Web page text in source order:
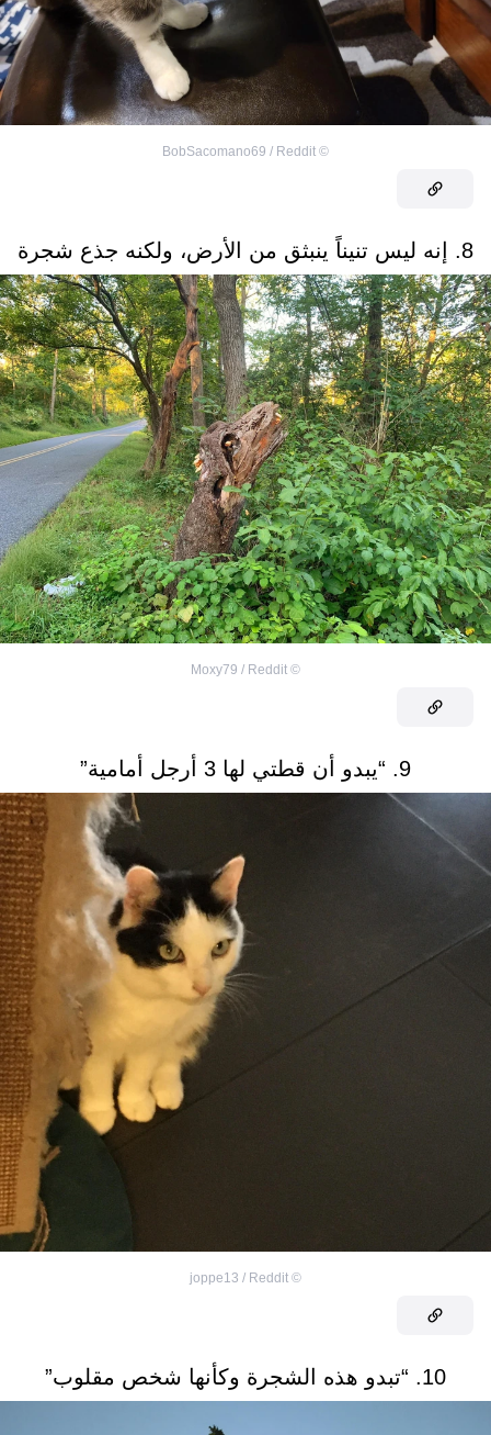
©
BobSacomano69 / Reddit
8. إنه ليس تنيناً ينبثق من الأرض، ولكنه جذع شجرة
©
Moxy79 / Reddit
9. “يبدو أن قطتي لها 3 أرجل أمامية”
©
joppe13 / Reddit
10. “تبدو هذه الشجرة وكأنها شخص مقلوب”